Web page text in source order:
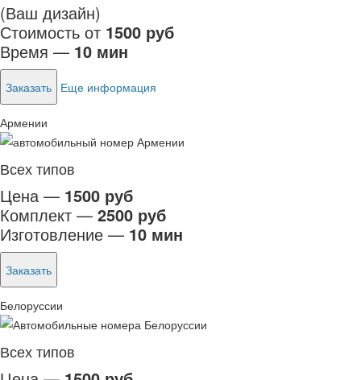
(Ваш дизайн)
Стоимость от 1500 руб
Время — 10 мин
Заказать Еще информация
Армении
Всех типов
Цена — 1500 руб
Комплект — 2500 руб
Изготовление — 10 мин
Заказать
Белоруссии
Всех типов